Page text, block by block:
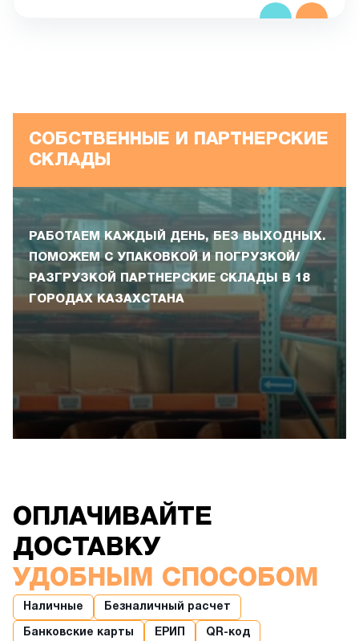
СОБСТВЕННЫЕ И ПАРТНЕРСКИЕ
СКЛАДЫ
РАБОТАЕМ КАЖДЫЙ ДЕНЬ, БЕЗ ВЫХОДНЫХ.
ПОМОЖЕМ С УПАКОВКОЙ И ПОГРУЗКОЙ/
РАЗГРУЗКОЙ ПАРТНЕРСКИЕ СКЛАДЫ В 18
ГОРОДАХ КАЗАХСТАНА
ОПЛАЧИВАЙТЕ
ДОСТАВКУ
УДОБНЫМ СПОСОБОМ
Наличные Безналичный расчет
Банковские карты ЕРИП QR-код